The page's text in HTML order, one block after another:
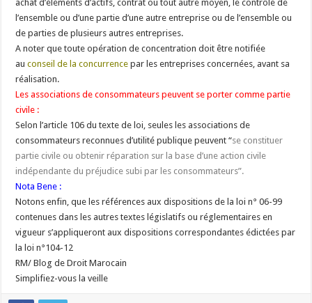
achat d’éléments d’actifs, contrat ou tout autre moyen, le contrôle de
l’ensemble ou d’une partie d’une autre entreprise ou de l’ensemble ou
de parties de plusieurs autres entreprises.
A noter que toute opération de concentration doit être notifiée
auconseil de la concurrence par les entreprises concernées, avant sa
réalisation.
Les associations de consommateurs peuvent se porter comme partie
civile :
Selon l’article 106 du texte de loi, seules les associations de
consommateurs reconnues d’utilité publique peuvent “se constituer
partie civile ou obtenir réparation sur la base d’une action civile
indépendante du préjudice subi par les consommateurs”.
Nota Bene :
Notons enfin, que les références aux dispositions de la loi n° 06-99
contenues dans les autres textes législatifs ou réglementaires en
vigueur s’appliqueront aux dispositions correspondantes édictées par
la loi n°104-12
RM/ Blog de Droit Marocain
Simplifiez-vous la veille